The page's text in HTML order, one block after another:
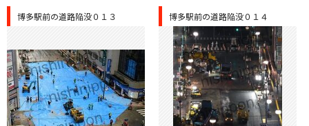
博多駅前の道路陥没０１３ 博多駅前の道路陥没０１４